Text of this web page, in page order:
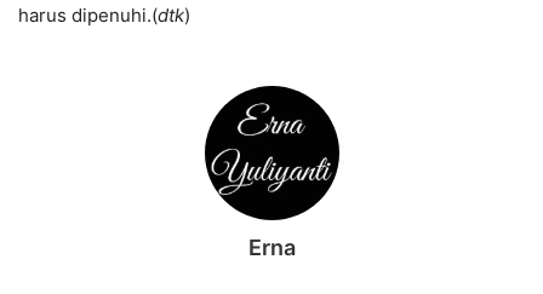
harus dipenuhi.(dtk)
Erna